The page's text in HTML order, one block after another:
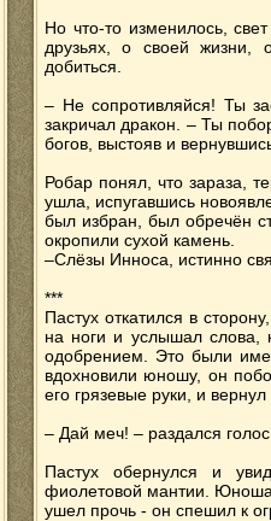
Но что-то изменилось,
друзьях, о своей жизни,
добиться.
– Не сопротивляйся! Ты
закричал дракон. – Ты
богов, выстояв и
Робар понял, что зараза,
ушла, испугавшись
был избран, был обречён
окропили сухой камень.
–Слёзы Инноса, истинно
***
Пастух откатился в
на ноги и услышал слова,
одобрением. Это были
вдохновили юношу, он
его грязевые руки, и
– Дай меч! – раздался
Пастух обернулся и
фиолетовой мантии. Юноша
ушел прочь - он спешил к